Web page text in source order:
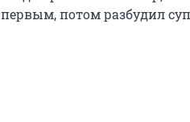
первым, потом разбудил